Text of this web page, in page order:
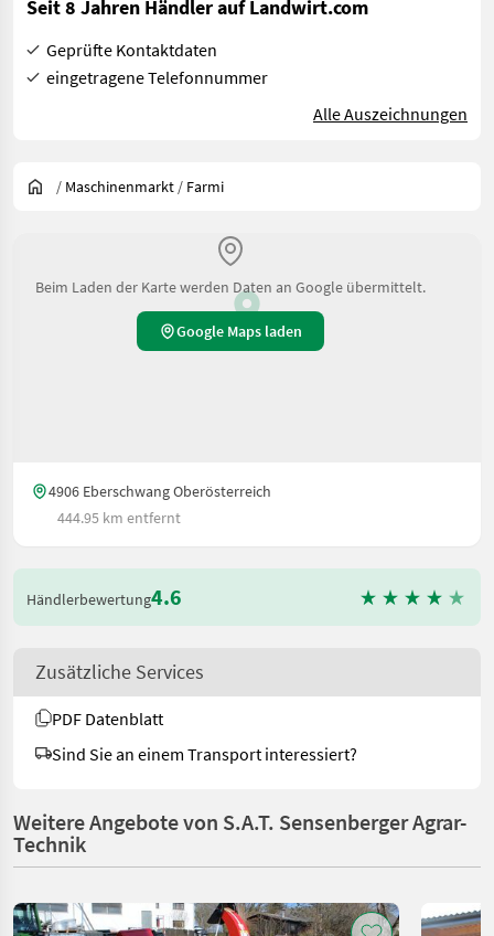
Seit 8 Jahren Händler auf Landwirt.com
Geprüfte Kontaktdaten
eingetragene Telefonnummer
Alle Auszeichnungen
/ Maschinenmarkt / Farmi
Beim Laden der Karte werden Daten an Google übermittelt.
Google Maps laden
4906 Eberschwang Oberösterreich
444.95 km entfernt
Händlerbewertung4.6
Zusätzliche Services
PDF Datenblatt
Sind Sie an einem Transport interessiert?
Weitere Angebote von S.A.T. Sensenberger Agrar-
Technik